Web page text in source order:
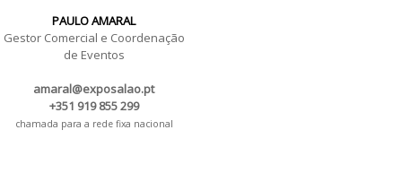
PAULO AMARAL
Gestor Comercial e Coordenação
de Eventos
amaral@exposalao.pt
+351 919 855 299
chamada para a rede fixa nacional